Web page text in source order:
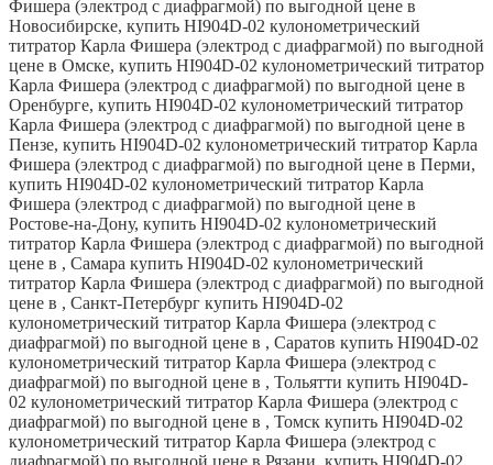
Фишера (электрод с диафрагмой) по выгодной цене в
Новосибирске, купить HI904D-02 кулонометрический
титратор Карла Фишера (электрод с диафрагмой) по выгодной
цене в Омске, купить HI904D-02 кулонометрический титратор
Карла Фишера (электрод с диафрагмой) по выгодной цене в
Оренбурге, купить HI904D-02 кулонометрический титратор
Карла Фишера (электрод с диафрагмой) по выгодной цене в
Пензе, купить HI904D-02 кулонометрический титратор Карла
Фишера (электрод с диафрагмой) по выгодной цене в Перми,
купить HI904D-02 кулонометрический титратор Карла
Фишера (электрод с диафрагмой) по выгодной цене в
Ростове-на-Дону, купить HI904D-02 кулонометрический
титратор Карла Фишера (электрод с диафрагмой) по выгодной
цене в , Самара купить HI904D-02 кулонометрический
титратор Карла Фишера (электрод с диафрагмой) по выгодной
цене в , Санкт-Петербург купить HI904D-02
кулонометрический титратор Карла Фишера (электрод с
диафрагмой) по выгодной цене в , Саратов купить HI904D-02
кулонометрический титратор Карла Фишера (электрод с
диафрагмой) по выгодной цене в , Тольятти купить HI904D-
02 кулонометрический титратор Карла Фишера (электрод с
диафрагмой) по выгодной цене в , Томск купить HI904D-02
кулонометрический титратор Карла Фишера (электрод с
диафрагмой) по выгодной цене в Рязани, купить HI904D-02